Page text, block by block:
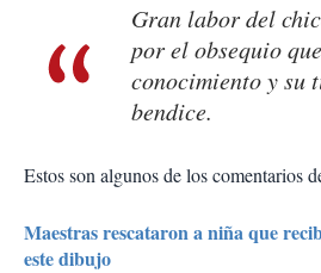
Gran labor del
por el obsequio
conocimiento y su
bendice.
Estos son algunos de los comentarios
Maestras rescataron a niña que
este dibujo